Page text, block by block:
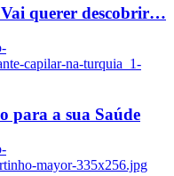
Vai querer descobrir…
capilar-na-turquia_1-
para a sua Saúde
mayor-335x256.jpg